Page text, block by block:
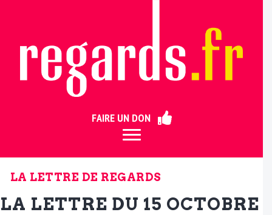
FAIRE UN DON
LA LETTRE DE REGARDS
LA LETTRE DU 15 OCTOBRE